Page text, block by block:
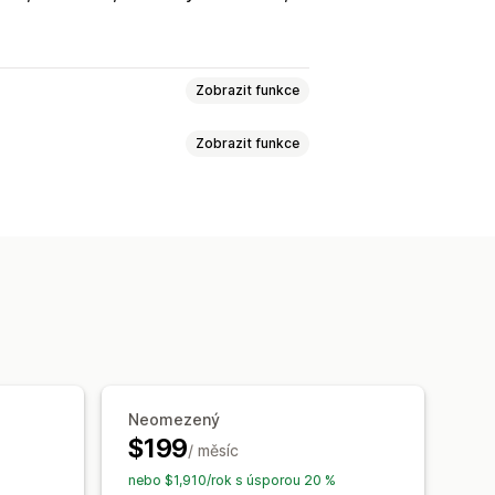
Zobrazit funkce
Zobrazit funkce
Neomezený
$199/ měsíc
nebo $1,910/rok s úsporou 20 %